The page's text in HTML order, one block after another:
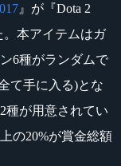
』が『Dota 2
。本アイテムはガ
6種がランダムで
て手に入る)とな
種が用意されてい
の20%が賞金総額